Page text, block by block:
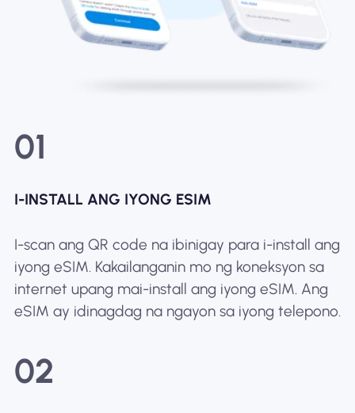
01
I-INSTALL ANG IYONG ESIM
I-scan ang QR code na ibinigay para i-install ang
iyong eSIM. Kakailanganin mo ng koneksyon sa
internet upang mai-install ang iyong eSIM. Ang
eSIM ay idinagdag na ngayon sa iyong telepono.
02